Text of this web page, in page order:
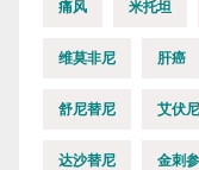
痛风 米托坦
维莫非尼 肝癌
舒尼替尼 艾伏
达沙替尼 金刺